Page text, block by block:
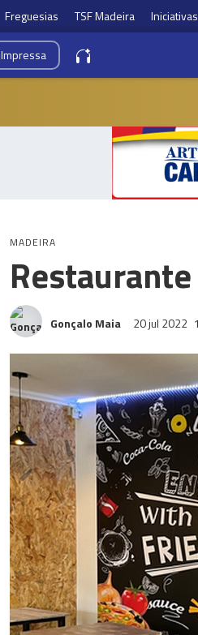
Freguesias TSF Madeira Iniciativas
Impressa
MADEIRA
Gonçalo Maia 20 jul 2022